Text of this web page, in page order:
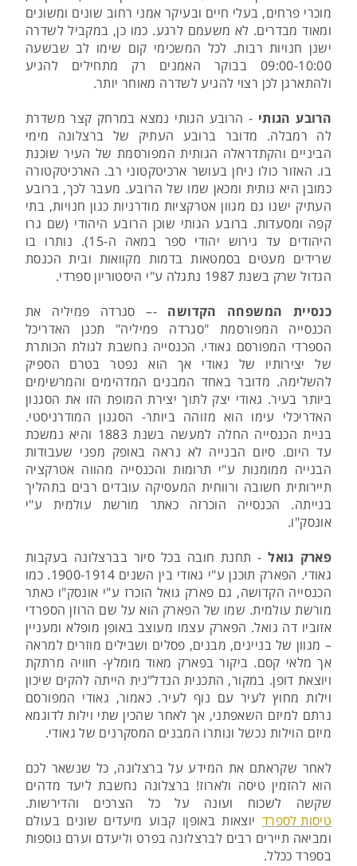
מוכרי פרחים, בעלי חיים ובעיקר אמני רחוב שונים ומשונים
ומאוד מבדרים. לא משעמם לרגע. כמו כן, במקביל לשדרה
ישנן חנויות רבות. לכל המשכימי קום שימו לב שבשעה
09:00-10:00 בבוקר האמנים רק מתחילים להגיע
ולהתארגן לכן רצוי להגיע לשדרה מאוחר יותר.
הרובע הגותי - הרובע הגותי נמצא במרחק קצר משדרת
לה רמבלה. מדובר ברובע העתיק של ברצלונה מימי
הביניים והקתדראלה הגותית המפורסמת של העיר שוכנת
בו. האזור כולו ניחן בעושר ארכיטקטוני רב. הארכיטקטורה
כמובן היא גותית ומכאן שמו של הרובע. מעבר לכך, ברובע
העתיק ישנו גם מגוון אטרקציות מודרניות כגון חנויות, בתי
קפה ומסעדות. ברובע הגותי שוכן הרובע היהודי (שם גרו
היהודים עד גירוש יהודי ספר במאה ה-15). נותרו בו
שרידים מעטים בסמטאות בדמות מקוואות ובית הכנסת
הגדול שרק בשנת 1987 נתגלה ע"י היסטוריון ספרדי.
כנסיית המשפחה הקדושה -– סגרדה פמיליה את
הכנסייה המפורסמת "סגרדה פמיליה" תכנן האדריכל
הספרדי המפורסם גאודי. הכנסייה נחשבת לגולת הכותרת
של יצירותיו של גאודי אך הוא נפטר בטרם הספיק
להשלימה. מדובר באחד המבנים המדהימים והמרשימים
ביותר בעיר. גאודי יצק לתוך יצירת המופת הזו את הסגנון
האדריכלי עימו הוא מזוהה ביותר- הסגנון המודרניסטי.
בניית הכנסייה החלה למעשה בשנת 1883 והיא נמשכת
עד היום. סיום הבנייה לא נראה באופק מפני שעבודות
הבנייה ממומנות ע"י תרומות והכנסייה מהווה אטרקציה
תיירותית חשובה ורווחית המעסיקה עובדים רבים בתהליך
בנייתה. הכנסייה הוכרזה כאתר מורשת עולמית ע"י
אונסק"ו.
פארק גואל- תחנת חובה בכל סיור בברצלונה בעקבות
גאודי. הפארק תוכנן ע"י גאודי בין השנים 1900-1914. כמו
הכנסייה הקדושה, גם פארק גואל הוכרז ע"י אונסק"ו כאתר
מורשת עולמית. שמו של הפארק הוא על שם הרוזן הספרדי
אזוביו דה גואל. הפארק עצמו מעוצב באופן מופלא ומעניין
– מגוון של בניינים, מבנים, פסלים ושבילים מוזרים למראה
אך מלאי קסם. ביקור בפארק מאוד מומלץ- חוויה מרתקת
ויוצאת דופן. במקור, התכנית הנדל"נית הייתה להקים שיכון
וילות מחוץ לעיר עם נוף לעיר. כאמור, גאודי המפורסם
נרתם למיזם השאפתני, אך לאחר שהכין שתי וילות לדוגמא
מיזם הוילות נכשל ונותרו המבנים המסקרנים של גאודי.
לאחר שקראתם את המידע על ברצלונה, כל שנשאר לכם
הוא להזמין טיסה ולארוז! ברצלונה נחשבת ליעד מדהים
שקשה לשכוח ועונה על כל הצרכים והדירשות.
טיסות לספרד יוצאות באופןו קבוע מיעדים שונים בעולם
ומביאה תיירים רבים לברצלונה בפרט וליעדם וערם נוספות
בספרד ככלל.